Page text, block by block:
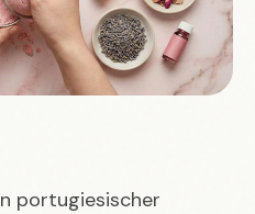
portugiesischer